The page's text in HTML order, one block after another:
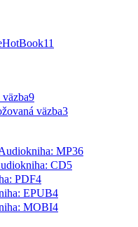
11
9
väzba3
MP36
CD5
PDF4
EPUB4
MOBI4